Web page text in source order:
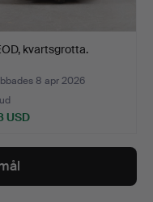
kvartsgrotta.
8 apr 2026
USD